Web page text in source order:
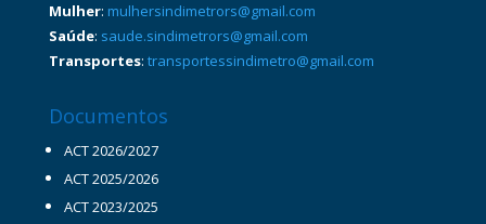
Mulher: mulhersindimetrors@gmail.com
Saúde: saude.sindimetrors@gmail.com
Transportes: transportessindimetro@gmail.com
Documentos
ACT 2026/2027
ACT 2025/2026
ACT 2023/2025